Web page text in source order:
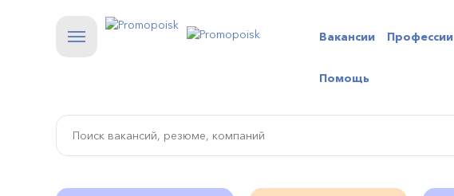
Вакансии Профессии
Помощь